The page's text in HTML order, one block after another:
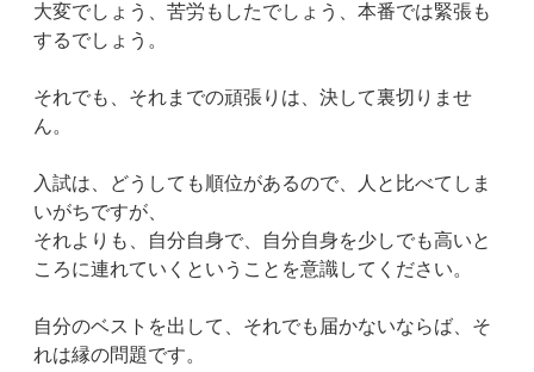
大変でしょう、苦労もしたでしょう、本番では緊張も
するでしょう。
それでも、それまでの頑張りは、決して裏切りませ
ん。
入試は、どうしても順位があるので、人と比べてしま
いがちですが、
それよりも、自分自身で、自分自身を少しでも高いと
ころに連れていくということを意識してください。
自分のベストを出して、それでも届かないならば、そ
れは縁の問題です。